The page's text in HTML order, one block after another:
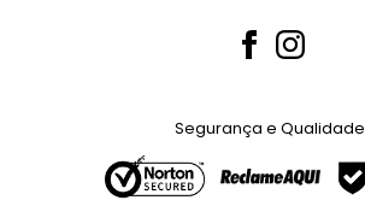
Whatsapp (51) 99227-3667
Segurança e Qualidade